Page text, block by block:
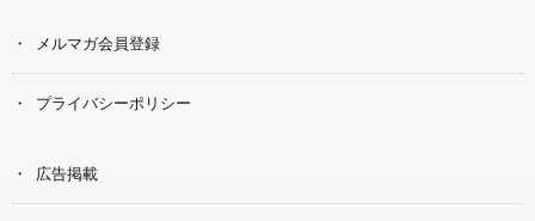
メルマガ会員登録
プライバシーポリシー
広告掲載